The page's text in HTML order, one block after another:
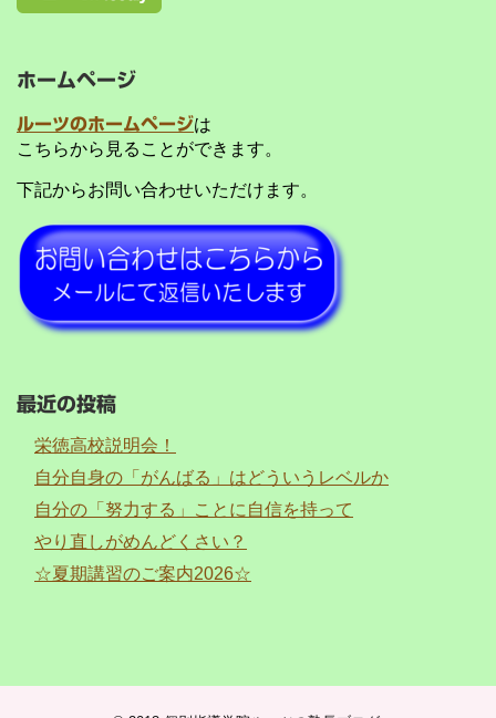
ホームページ
ルーツのホームページは
こちらから見ることができます。
下記からお問い合わせいただけます。
最近の投稿
栄徳高校説明会！
自分自身の「がんばる」はどういうレベルか
自分の「努力する」ことに自信を持って
やり直しがめんどくさい？
☆夏期講習のご案内2026☆